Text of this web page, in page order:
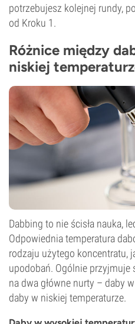
potrzebujesz kolejnej rundy,
od Kroku 1.
Różnice między
niskiej
Dabbing to nie ścisła nauka,
Odpowiednia temperatura
rodzaju użytego koncentratu,
upodobań. Ogólnie przyjmuje
na dwa główne nurty – daby
daby w niskiej temperaturze.